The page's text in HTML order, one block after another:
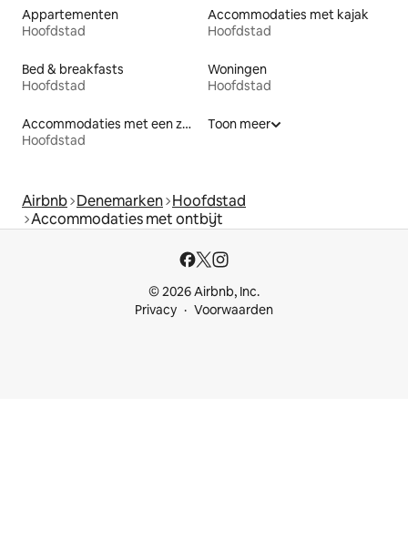
Appartementen
Hoofdstad
Accommodaties met kajak
Hoofdstad
Bed & breakfasts
Hoofdstad
Woningen
Hoofdstad
Accommodaties met een zwembad
Hoofdstad
Toon meer
Airbnb Denemarken Hoofdstad
Accommodaties met ontbijt
© 2026 Airbnb, Inc.
Privacy
Voorwaarden